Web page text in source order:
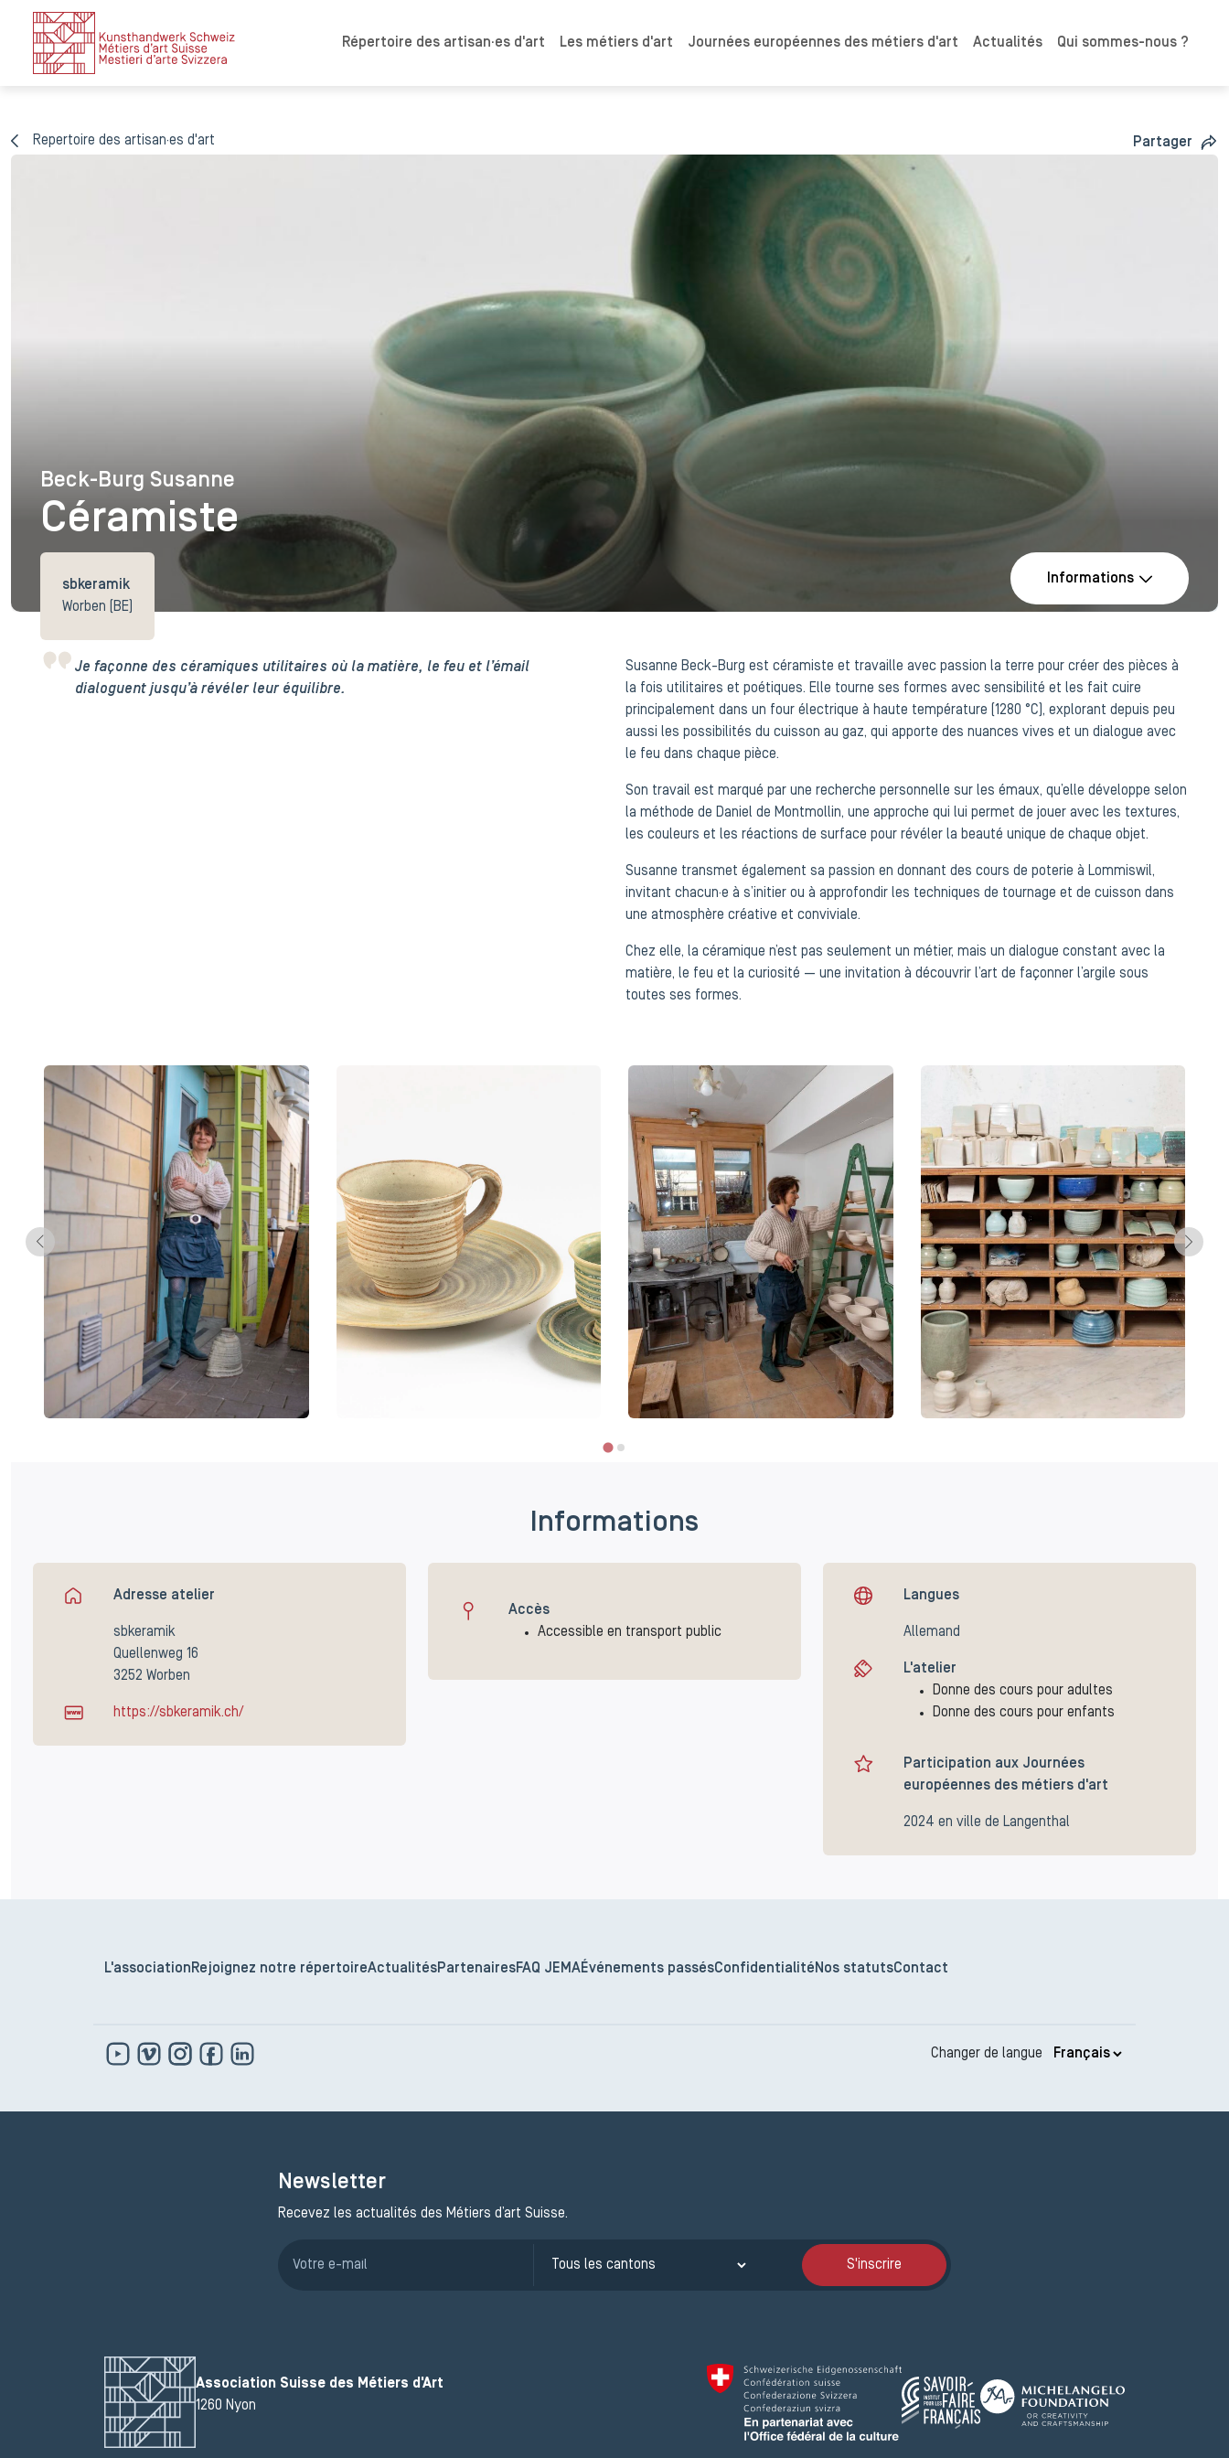
Répertoire des artisan·es d'art Les métiers d'art Journées européennes des métiers d'art Actualités Qui sommes-nous ?
Repertoire des artisan·es d'art Partager
Beck-Burg Susanne
Beck-Burg Susanne
Céramiste
sbkeramik
Worben (BE)
Informations
Je façonne des céramiques utilitaires où la matière, le feu et l’émail
dialoguent jusqu’à révéler leur équilibre.
Susanne Beck-Burg est céramiste et travaille avec passion la terre pour créer des pièces à
la fois utilitaires et poétiques. Elle tourne ses formes avec sensibilité et les fait cuire
principalement dans un four électrique à haute température (1280 °C), explorant depuis peu
aussi les possibilités du cuisson au gaz, qui apporte des nuances vives et un dialogue avec
le feu dans chaque pièce.
Son travail est marqué par une recherche personnelle sur les émaux, qu’elle développe selon
la méthode de Daniel de Montmollin, une approche qui lui permet de jouer avec les textures,
les couleurs et les réactions de surface pour révéler la beauté unique de chaque objet.
Susanne transmet également sa passion en donnant des cours de poterie à Lommiswil,
invitant chacun·e à s’initier ou à approfondir les techniques de tournage et de cuisson dans
une atmosphère créative et conviviale.
Chez elle, la céramique n’est pas seulement un métier, mais un dialogue constant avec la
matière, le feu et la curiosité — une invitation à découvrir l’art de façonner l’argile sous
toutes ses formes.
Informations
Adresse atelier
sbkeramik
Quellenweg 16
3252 Worben
https://sbkeramik.ch/
Accès
Accessible en transport public
Langues
Allemand
L'atelier
Donne des cours pour adultes
Donne des cours pour enfants
Participation aux Journées
européennes des métiers d'art
2024 en ville de Langenthal
L'association Rejoignez notre répertoireActualitésPartenairesFAQ JEMAÉvénements passésConfidentialité Nos statutsContact
Changer de langue
Newsletter
Recevez les actualités des Métiers d’art Suisse.
S'inscrire
Association Suisse des Métiers d'Art
1260 Nyon